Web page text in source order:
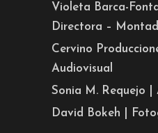
Violeta Barca-
Directora –
Cervino
Audiovisual
Sonia M. Requejo |
David Bokeh |